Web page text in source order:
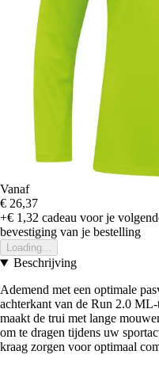
Vanaf
€ 26,37
+€ 1,32 cadeau voor je
bevestiging van je bestelling
Loading...
Beschrijving
Ademend met een optimale
achterkant van de Run 2.0
maakt de trui met lange
om te dragen tijdens uw
kraag zorgen voor optimaal